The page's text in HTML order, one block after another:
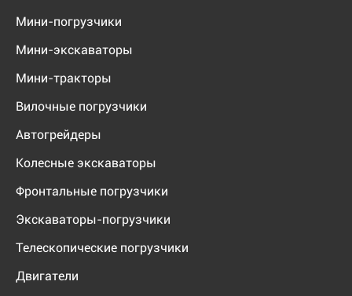
Мини-погрузчики
Мини-экскаваторы
Мини-тракторы
Вилочные погрузчики
Автогрейдеры
Колесные экскаваторы
Фронтальные погрузчики
Экскаваторы-погрузчики
Телескопические погрузчики
Двигатели